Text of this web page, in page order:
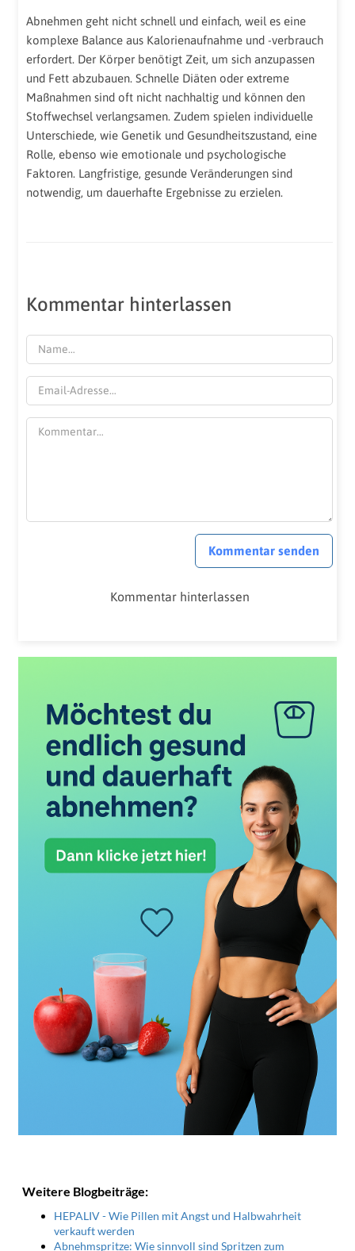
Abnehmen geht nicht schnell und einfach, weil es eine
komplexe Balance aus Kalorienaufnahme und -verbrauch
erfordert. Der Körper benötigt Zeit, um sich anzupassen
und Fett abzubauen. Schnelle Diäten oder extreme
Maßnahmen sind oft nicht nachhaltig und können den
Stoffwechsel verlangsamen. Zudem spielen individuelle
Unterschiede, wie Genetik und Gesundheitszustand, eine
Rolle, ebenso wie emotionale und psychologische
Faktoren. Langfristige, gesunde Veränderungen sind
notwendig, um dauerhafte Ergebnisse zu erzielen.
Kommentar hinterlassen
Kommentar senden
Kommentar hinterlassen
Weitere Blogbeiträge:
HEPALIV - Wie Pillen mit Angst und Halbwahrheit
verkauft werden
Abnehmspritze: Wie sinnvoll sind Spritzen zum